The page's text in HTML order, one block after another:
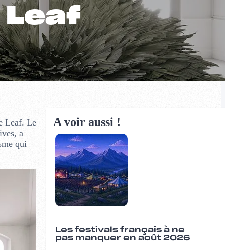
Leaf
Leaf. Le
a
qui
A voir aussi !
Les festivals français à ne
pas manquer en août 2026